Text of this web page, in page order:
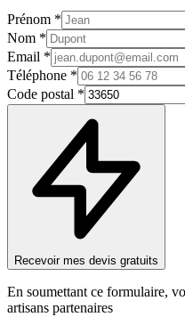
Prénom *
Nom *
Email *
Téléphone *
Code postal *
Recevoir mes devis gratuits
En soumettant ce formulaire,
artisans partenaires